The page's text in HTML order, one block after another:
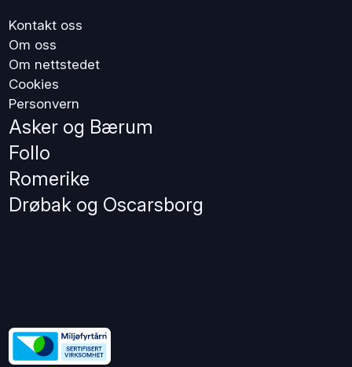
Kontakt oss
Om oss
Om nettstedet
Cookies
Personvern
Asker og Bærum
Follo
Romerike
Drøbak og Oscarsborg